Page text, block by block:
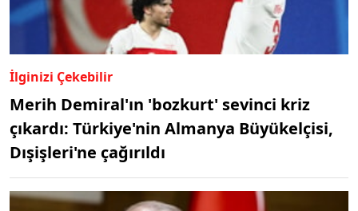
İlginizi Çekebilir
Merih Demiral'ın 'bozkurt' sevinci kriz
çıkardı: Türkiye'nin Almanya Büyükelçisi,
Dışişleri'ne çağırıldı